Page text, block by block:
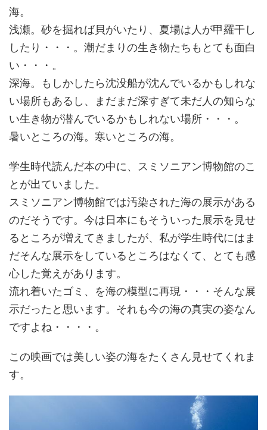
海。
浅瀬。砂を掘れば貝がいたり、夏場は人が甲羅干し
したり・・・。潮だまりの生き物たちもとても面白
い・・・。
深海。もしかしたら沈没船が沈んでいるかもしれな
い場所もあるし、まだまだ深すぎて未だ人の知らな
い生き物が潜んでいるかもしれない場所・・・。
暑いところの海。寒いところの海。
学生時代読んだ本の中に、スミソニアン博物館のこ
とが出ていました。
スミソニアン博物館では汚染された海の展示がある
のだそうです。今は日本にもそういった展示を見せ
るところが増えてきましたが、私が学生時代にはま
だそんな展示をしているところはなくて、とても感
心した覚えがあります。
流れ着いたゴミ、を海の模型に再現・・・そんな展
示だったと思います。それも今の海の真実の姿なん
ですよね・・・・。
この映画では美しい姿の海をたくさん見せてくれま
す。